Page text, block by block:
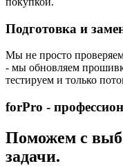
Подготовка и
Мы не просто
- мы обновляем
тестируем и только
forPro -
Поможем с
задачи.